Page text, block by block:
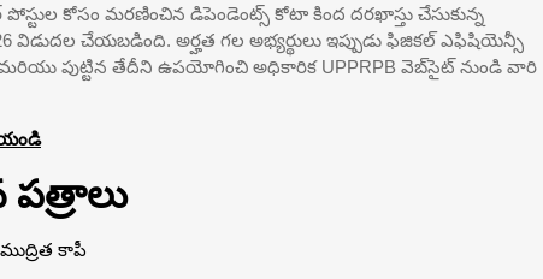
కోసం మరణించిన డిపెండెంట్స్ కోటా కింద దరఖాస్తు చేసుకున్న
విడుదల చేయబడింది. అర్హత గల అభ్యర్థులు ఇప్పుడు ఫిజికల్ ఎఫిషియెన్సీ
మరియు పుట్టిన తేదీని ఉపయోగించి అధికారిక UPPRPB వెబ్‌సైట్ నుండి వారి
కాపీ